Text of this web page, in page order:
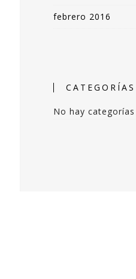
febrero 2016
CATEGORÍAS
No hay categorías